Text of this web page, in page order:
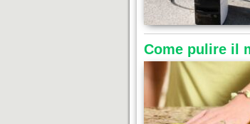
Come pulire il